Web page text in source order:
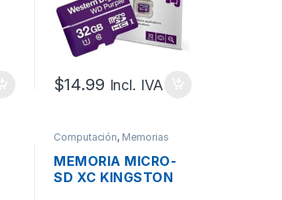
$14.99 Incl. IVA
Computación, Memorias
MEMORIA MICRO-
SD XC KINGSTON